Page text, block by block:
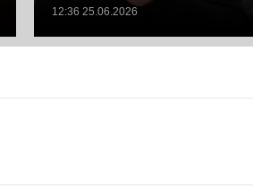
12:36 25.06.2026